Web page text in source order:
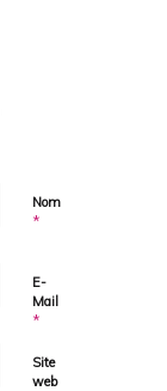
Nom
*
E-
Mail
*
Site
web